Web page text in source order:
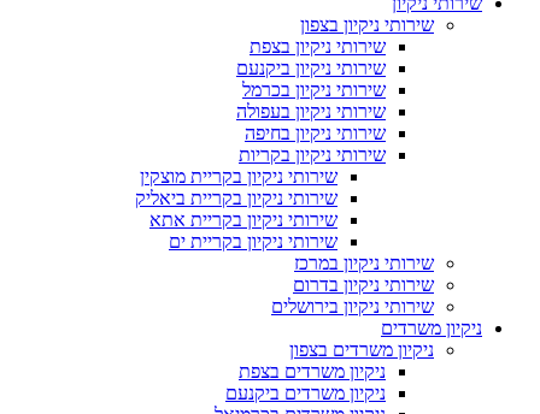
שירותי ניקיון בצפון
שירותי ניקיון בצפת
שירותי ניקיון ביקנעם
שירותי ניקיון בכרמל
שירותי ניקיון בעפולה
שירותי ניקיון בחיפה
שירותי ניקיון בקריות
שירותי ניקיון בקריית מוצקין
שירותי ניקיון בקריית ביאליק
שירותי ניקיון בקריית אתא
שירותי ניקיון בקריית ים
שירותי ניקיון במרכז
שירותי ניקיון בדרום
שירותי ניקיון בירושלים
ניקיון משרדים
ניקיון משרדים בצפון
ניקיון משרדים בצפת
ניקיון משרדים ביקנעם